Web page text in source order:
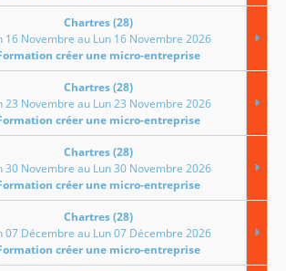
Chartres (28)
16 Novembre au Lun 16 Novembre 2026
créer une micro-entreprise
Chartres (28)
23 Novembre au Lun 23 Novembre 2026
créer une micro-entreprise
Chartres (28)
30 Novembre au Lun 30 Novembre 2026
créer une micro-entreprise
Chartres (28)
07 Décembre au Lun 07 Décembre 2026
créer une micro-entreprise